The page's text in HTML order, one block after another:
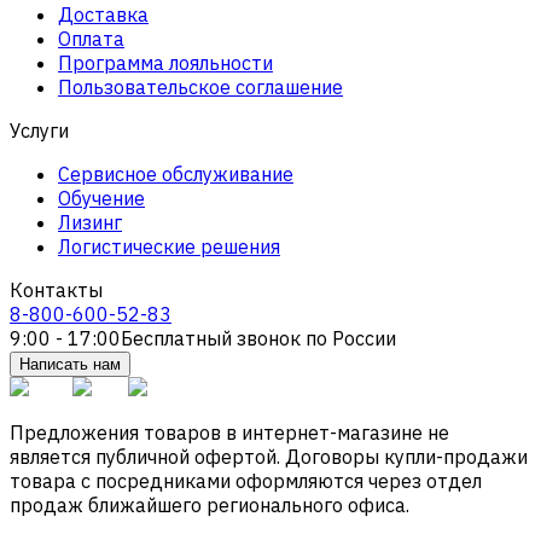
Доставка
Оплата
Программа лояльности
Пользовательское соглашение
Услуги
Сервисное обслуживание
Обучение
Лизинг
Логистические решения
Контакты
8-800-600-52-83
9:00 - 17:00Бесплатный звонок по России
Написать нам
Предложения товаров в интернет-магазине не
является публичной офертой. Договоры купли-продажи
товара с посредниками оформляются через отдел
продаж ближайшего регионального офиса.